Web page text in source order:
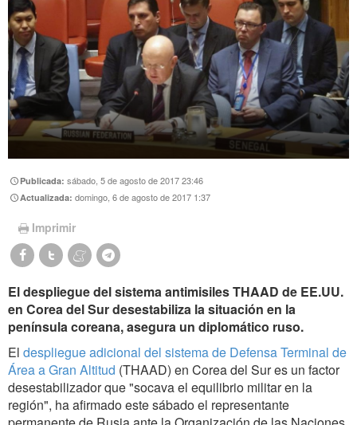
Publicada:sábado, 5 de agosto de 2017 23:46
Actualizada:domingo, 6 de agosto de 2017 1:37
Imprimir
El despliegue del sistema antimisiles THAAD de EE.UU.
en Corea del Sur desestabiliza la situación en la
península coreana, asegura un diplomático ruso.
El despliegue adicional del sistema de Defensa Terminal de
Área a Gran Altitud (THAAD) en Corea del Sur es un factor
desestabilizador que "socava el equilibrio militar en la
región", ha afirmado este sábado el representante